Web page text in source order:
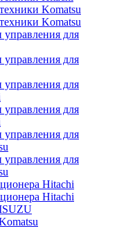
Komatsu
Komatsu
для
для
для
для
для
для
Hitachi
Hitachi